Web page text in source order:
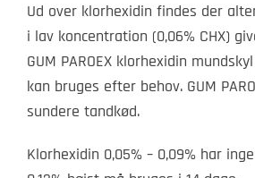
Ud over klorhexidin findes der
i lav koncentration (0,06% CHX)
GUM PAROEX klorhexidin
kan bruges efter behov. GUM
sundere tandkød.
Klorhexidin 0,05% – 0,09% har